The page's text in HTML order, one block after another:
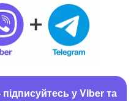
у Viber та